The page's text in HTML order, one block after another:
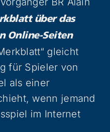
über das
Online-Seiten
gleicht
für Spieler von
als einer
wenn jemand
im Internet